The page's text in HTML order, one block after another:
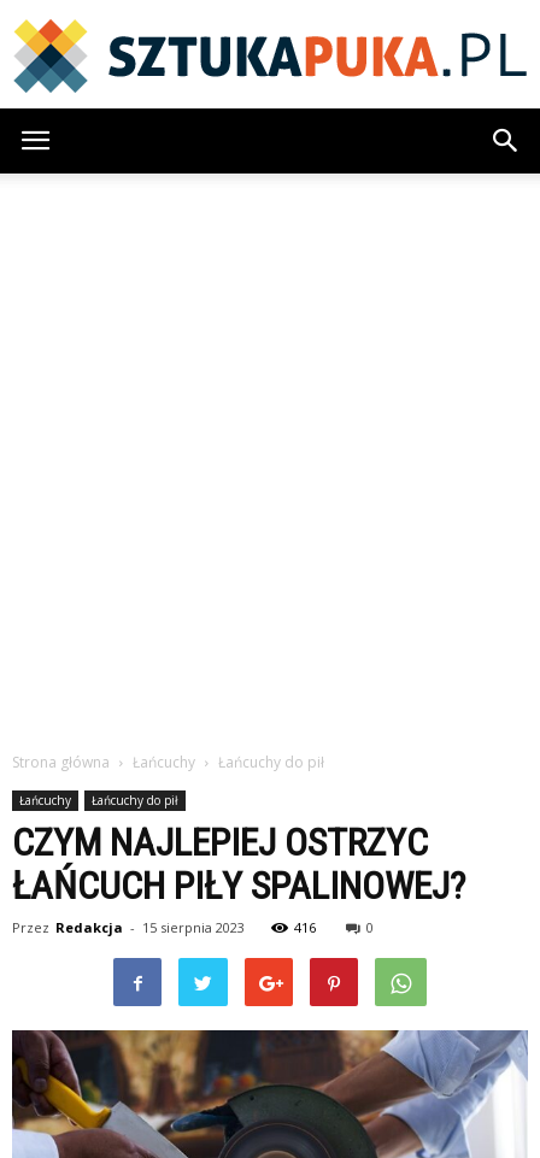
Strona główna Łańcuchy Łańcuchy do pił
Łańcuchy Łańcuchy do pił
CZYM NAJLEPIEJ OSTRZYC
ŁAŃCUCH PIŁY SPALINOWEJ?
Przez Redakcja - 15 sierpnia 2023 416 0